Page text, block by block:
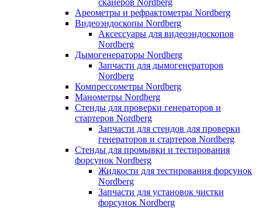
Ареометры и рефрактометры Nordberg
Видеоэндоскопы Nordberg
Аксессуары для видеоэндоскопов
Nordberg
Дымогенераторы Nordberg
Запчасти для дымогенераторов
Nordberg
Компрессометры Nordberg
Манометры Nordberg
Стенды для проверки генераторов и
стартеров Nordberg
Запчасти для стендов для проверки
генераторов и стартеров Nordberg
Стенды для промывки и тестирования
форсунок Nordberg
Жидкости для тестирования форсунок
Nordberg
Запчасти для установок чистки
форсунок Nordberg